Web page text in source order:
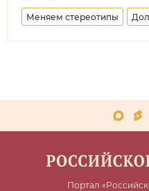
Меняем стереотипы
Центральное казачье
Портал